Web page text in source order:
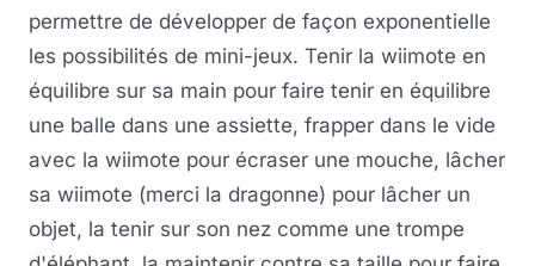
permettre de développer de façon exponentielle
les possibilités de mini-jeux. Tenir la wiimote en
équilibre sur sa main pour faire tenir en équilibre
une balle dans une assiette, frapper dans le vide
avec la wiimote pour écraser une mouche, lâcher
sa wiimote (merci la dragonne) pour lâcher un
objet, la tenir sur son nez comme une trompe